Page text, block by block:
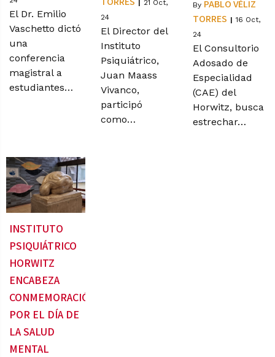
El Dr. Emilio
Vaschetto dictó
una
conferencia
magistral a
estudiantes…
21 Oct,
24
El Director del
Instituto
Psiquiátrico,
Juan Maass
Vivanco,
participó
como…
By PABLO VÉLIZ
TORRES | 16 Oct,
24
El Consultorio
Adosado de
Especialidad
(CAE) del
Horwitz, busca
estrechar…
INSTITUTO
PSIQUIÁTRICO
HORWITZ
ENCABEZA
CONMEMORACIÓN
POR EL DÍA DE
LA SALUD
MENTAL